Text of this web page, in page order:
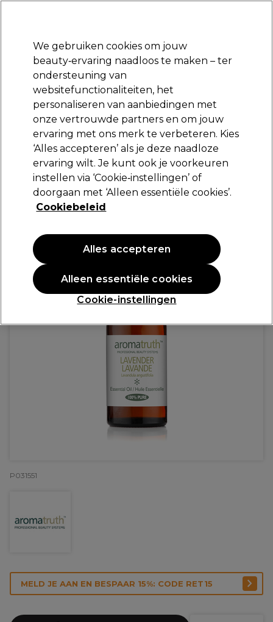
Aanmelden
Merken Deals Haar Elektra
Volgende dag geleverd*
Na verzending, maandag t/m vrijdag
Aromatruth
Aromatruth Essentiële Olie Lavendel 50ml
24,45 €
EXCLUSIEF
P031551
MELD JE AAN EN BESPAAR 15%: CODE RET15
We gebruiken cookies om jouw
beauty‑ervaring naadloos te maken – ter
ondersteuning van
websitefunctionaliteiten, het
personaliseren van aanbiedingen met
onze vertrouwde partners en om jouw
ervaring met ons merk te verbeteren. Kies
‘Alles accepteren’ als je deze naadloze
ervaring wilt. Je kunt ook je voorkeuren
instellen via ‘Cookie‑instellingen’ of
doorgaan met ‘Alleen essentiële cookies’.
Cookiebeleid
Cookie-instellingen
Alleen essentiële cookies
Alles accepteren